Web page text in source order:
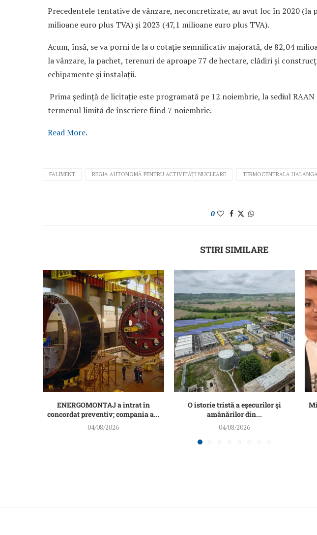
Precedentele tentative de vânzare, neconcretizate, au avut loc în 2020 (la
milioane euro plus TVA) și 2023 (47,1 milioane euro plus TVA).
Acum, însă, se va porni de la o cotație semnificativ majorată, de 82,04
la vânzare, la pachet, terenuri de aproape 77 de hectare, clădiri și
echipamente și instalații.
Prima ședință de licitație este programată pe 12 noiembrie, la sediul
termenul limită de înscriere fiind 7 noiembrie.
Read More.
FALIMENT REGIA AUTONOMĂ PENTRU ACTIVITĂȚI NUCLEARE TERMOCENTRALA
0
STIRI SIMILARE
ENERGOMONTAJ a intrat în
concordat preventiv; compania a...
04/08/2026
O istorie tristă a eşecurilor şi
amânărilor din...
04/08/2026